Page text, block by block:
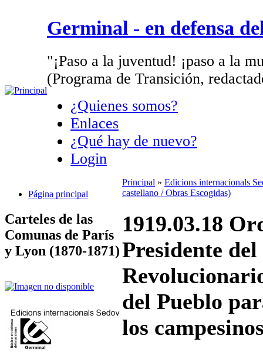
Germinal - en defensa
"¡Paso a la juventud! ¡paso a la
(Programa de Transición,
¿Quienes somos?
Enlaces
¿Qué hay de nuevo?
Login
Página principal
Carteles de las
Comunas de París
y Lyon (1870-1871)
Principal » Edicions internacionals
castellano / Obras Escogidas)
1919.03.18
Presidente
del Pueblo
los